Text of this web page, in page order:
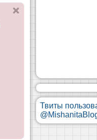
ск
Твиты